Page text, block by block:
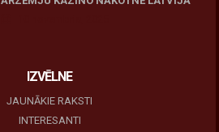
IZVĒLNE
JAUNĀKIE RAKSTI
INTERESANTI